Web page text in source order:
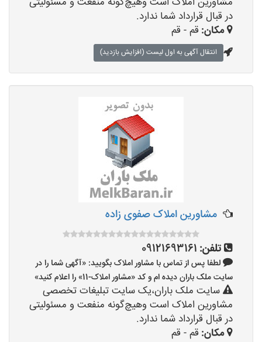
در قبال قرارداد شما ندارد.
مکان:قم - قم
انتقال آگهی به اول لیست (افزایش بازدید)
مشاورین املاک صفوی زاده
تلفن: 09121693161
لطفا پس از تماس با مشاور املاک بگویید: «آگهی شما را در
سایت ملک باران دیده ام و کد «مشاور املاک-11» را اعلام کنید»
سایت ملک باران،یک سایت تبلیغات تخصصی
مشاورین املاک است وهیچ‌گونه منفعت و مسئولیتی
در قبال قرارداد شما ندارد.
مکان:قم - قم